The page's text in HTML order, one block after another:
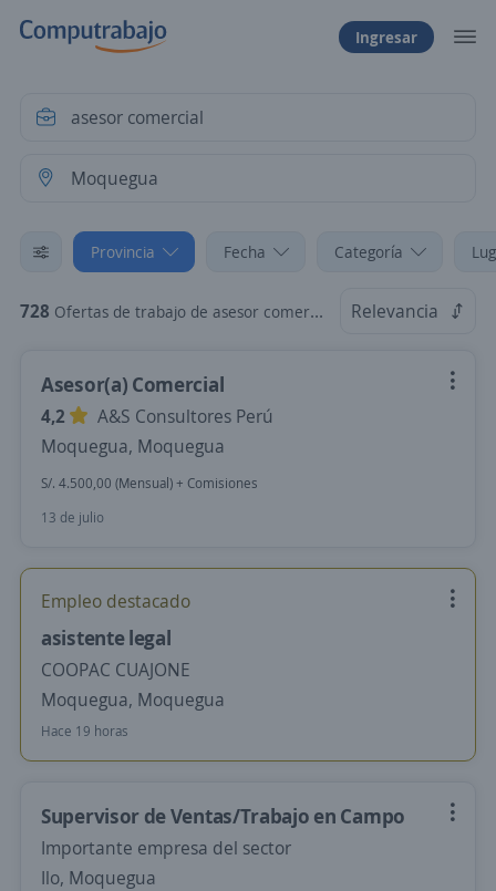
Ingresar
Provincia Fecha Categoría
728 Ofertas de trabajo de asesor comercial en Moquegua Relevancia
Asesor(a) Comercial
4,2
A&S Consultores Perú
Moquegua, Moquegua
S/. 4.500,00 (Mensual) + Comisiones
13 de julio
Empleo destacado
asistente legal
COOPAC CUAJONE
Moquegua, Moquegua
Hace 19 horas
Supervisor de Ventas/Trabajo en Campo
Importante empresa del sector
Ilo, Moquegua